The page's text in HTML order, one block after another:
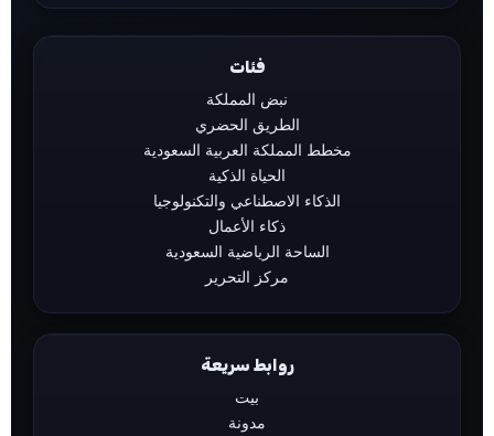
فئات
نبض المملكة
الطريق الحضري
مخطط المملكة العربية السعودية
الحياة الذكية
الذكاء الاصطناعي والتكنولوجيا
ذكاء الأعمال
الساحة الرياضية السعودية
مركز التحرير
روابط سريعة
بيت
مدونة